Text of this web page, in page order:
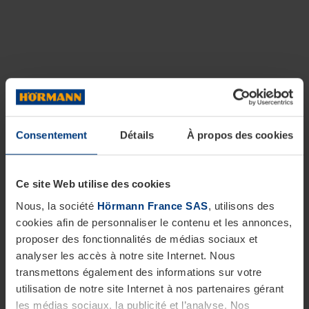
Consentement Détails À propos des cookies
Ce site Web utilise des cookies
Nous, la société Hörmann France SAS, utilisons des
cookies afin de personnaliser le contenu et les annonces,
proposer des fonctionnalités de médias sociaux et
analyser les accès à notre site Internet. Nous
transmettons également des informations sur votre
utilisation de notre site Internet à nos partenaires gérant
les médias sociaux, la publicité et l’analyse. Nos